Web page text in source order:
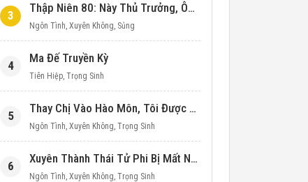
3
Thập Niên 80: Này Thủ Trưởng, Ôm Một Cái Đi!
Ngôn Tình, Xuyên Không, Sủng
4
Ma Đế Truyền Kỳ
Tiên Hiệp, Trọng Sinh
5
Thay Chị Vào Hào Môn, Tôi Được Cưng Chiều Hết Mực (Thập Niên 90)
Ngôn Tình, Xuyên Không, Trọng Sinh
6
Xuyên Thành Thái Tử Phi Bị Mất Nước
Ngôn Tình, Xuyên Không, Trọng Sinh